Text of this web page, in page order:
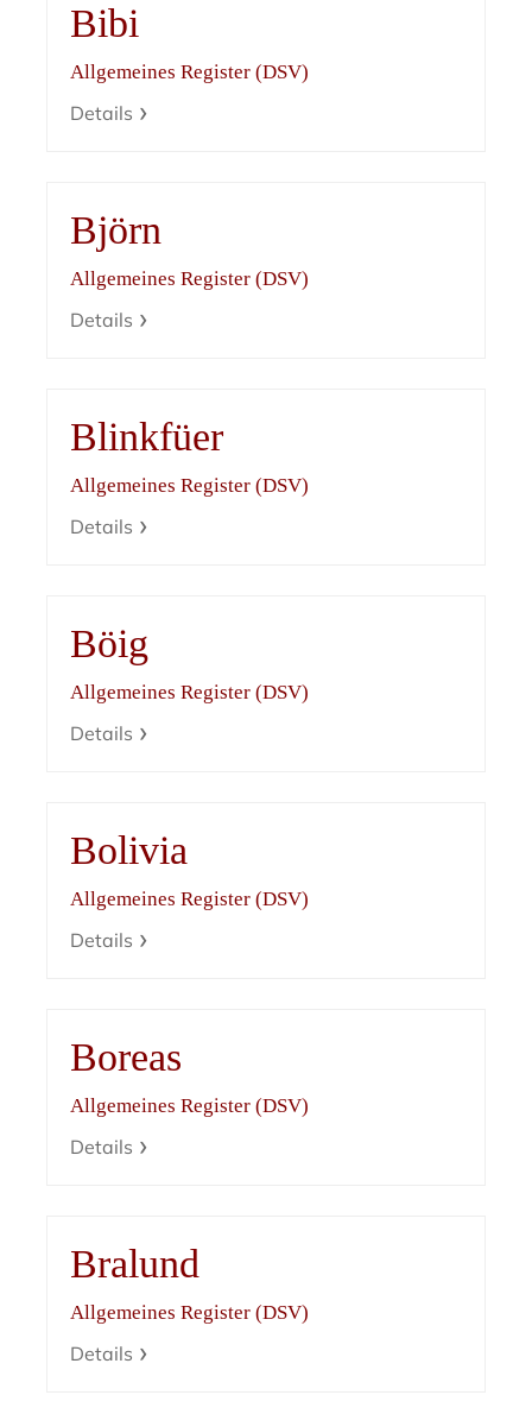
Bibi
Allgemeines Register (DSV)
Details
Björn
Allgemeines Register (DSV)
Details
Blinkfüer
Allgemeines Register (DSV)
Details
Böig
Allgemeines Register (DSV)
Details
Bolivia
Allgemeines Register (DSV)
Details
Boreas
Allgemeines Register (DSV)
Details
Bralund
Allgemeines Register (DSV)
Details